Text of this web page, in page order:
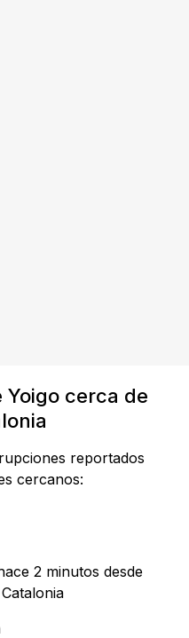
Yoigo cerca de
reportados
cercanos:
2 minutos desde